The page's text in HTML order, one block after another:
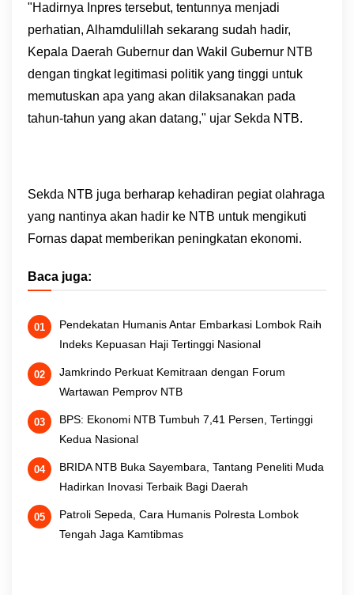
"Hadirnya Inpres tersebut, tentunnya menjadi
perhatian, Alhamdulillah sekarang sudah hadir,
Kepala Daerah Gubernur dan Wakil Gubernur NTB
dengan tingkat legitimasi politik yang tinggi untuk
memutuskan apa yang akan dilaksanakan pada
tahun-tahun yang akan datang," ujar Sekda NTB.
Sekda NTB juga berharap kehadiran pegiat olahraga
yang nantinya akan hadir ke NTB untuk mengikuti
Fornas dapat memberikan peningkatan ekonomi.
Baca juga:
Pendekatan Humanis Antar Embarkasi Lombok Raih
Indeks Kepuasan Haji Tertinggi Nasional
Jamkrindo Perkuat Kemitraan dengan Forum
Wartawan Pemprov NTB
BPS: Ekonomi NTB Tumbuh 7,41 Persen, Tertinggi
Kedua Nasional
BRIDA NTB Buka Sayembara, Tantang Peneliti Muda
Hadirkan Inovasi Terbaik Bagi Daerah
Patroli Sepeda, Cara Humanis Polresta Lombok
Tengah Jaga Kamtibmas